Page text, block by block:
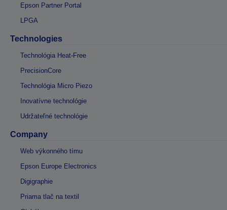
Epson Partner Portal
LPGA
Technologies
Technológia Heat-Free
PrecisionCore
Technológia Micro Piezo
Inovatívne technológie
Udržateľné technológie
Company
Web výkonného tímu
Epson Europe Electronics
Digigraphie
Priama tlač na textil